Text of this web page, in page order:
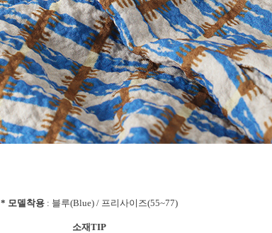
* 모델착용 : 블루(Blue) / 프리사이즈(55~77)
소재TIP